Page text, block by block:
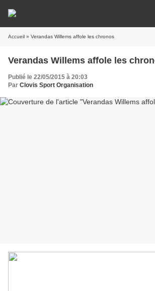
Accueil » Verandas Willems affole les chronos
Verandas Willems affole les
Publié le 22/05/2015 à 20:03
Par Clovis Sport Organisation